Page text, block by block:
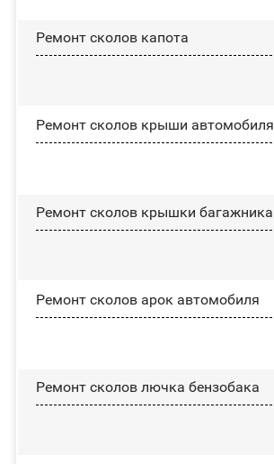
Ремонт сколов капота
Ремонт сколов крыши автомобиля
Ремонт сколов крышки багажника
Ремонт сколов арок автомобиля
Ремонт сколов лючка бензобака